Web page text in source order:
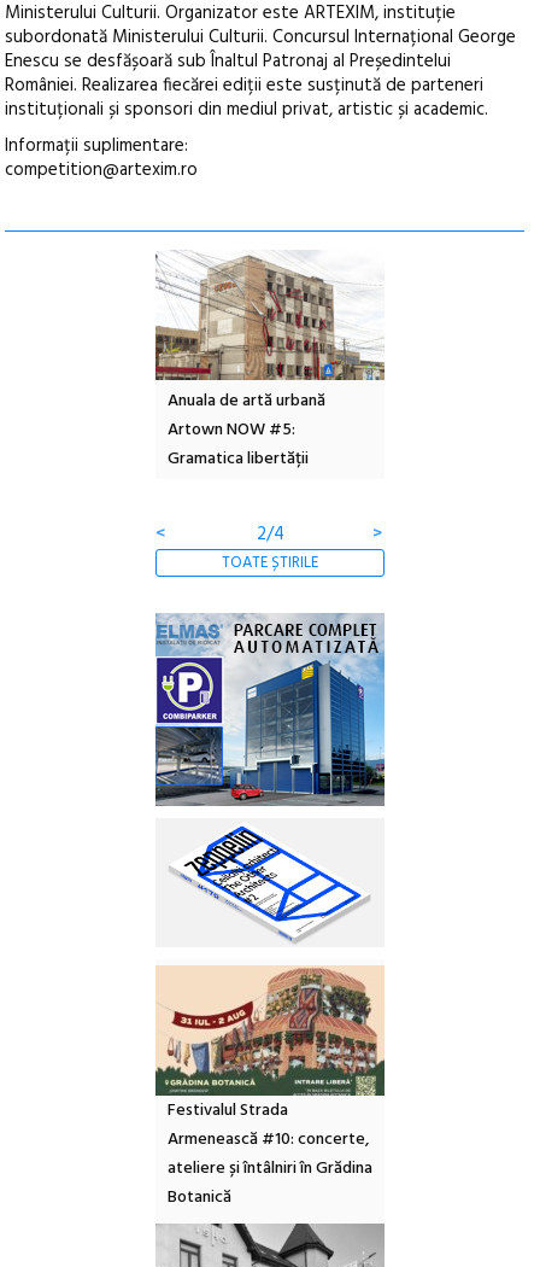
Ministerului Culturii. Organizator este ARTEXIM, instituție
subordonată Ministerului Culturii. Concursul Internațional George
Enescu se desfășoară sub Înaltul Patronaj al Președintelui
României. Realizarea fiecărei ediții este susținută de parteneri
instituționali și sponsori din mediul privat, artistic și academic.
Informații suplimentare:
competition@artexim.ro
Anuala de artă urbană
Artown NOW #5:
Gramatica libertății
< 2/4 >
TOATE ȘTIRILE
Festivalul Strada
Armenească #10: concerte,
ateliere și întâlniri în Grădina
Botanică